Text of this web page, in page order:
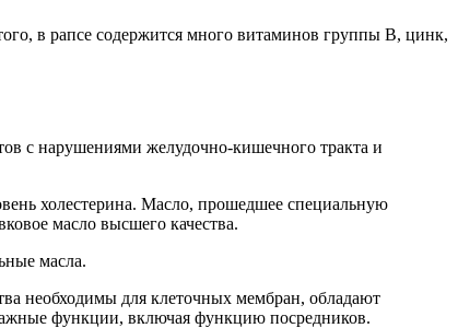
в рапсе содержится много витаминов группы В, цинк,
с нарушениями желудочно-кишечного тракта и
холестерина. Масло, прошедшее специальную
масло высшего качества.
масла.
необходимы для клеточных мембран, обладают
функции, включая функцию посредников.